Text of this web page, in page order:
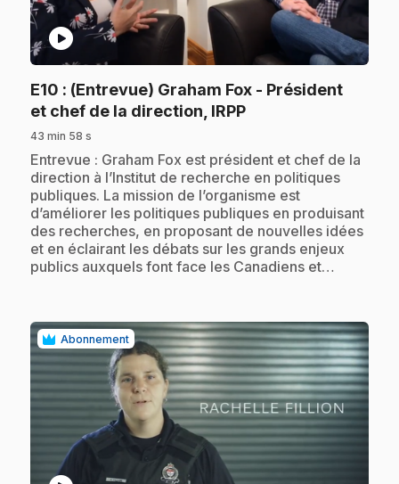
play_circle
E10 : (Entrevue) Graham Fox - Président
et chef de la direction, IRPP.
43 min 58 s
.Entrevue : Graham Fox est président et chef de la
direction à l’Institut de recherche en politiques
publiques. La mission de l’organisme est
d’améliorer les politiques publiques en produisant
des recherches, en proposant de nouvelles idées
et en éclairant les débats sur les grands enjeux
publics auxquels font face les Canadiens et…
Abonnement